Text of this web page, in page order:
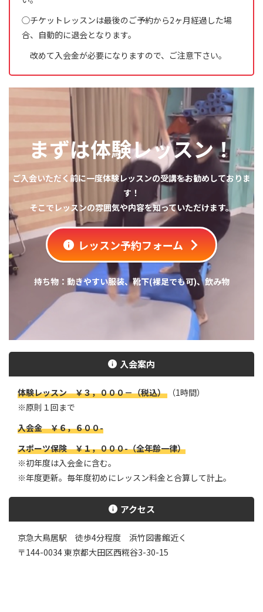
◯チケットレッスンは最後のご予約から2ヶ月経過した場
合、自動的に退会となります。
改めて入会金が必要になりますので、ご注意下さい。
まずは体験レッスン！
ご入会いただく前に一度体験レッスンの受講をお勧めしておりま
す！
そこでレッスンの雰囲気や内容を知っていただけます。
レッスン予約フォーム
持ち物：動きやすい服装、靴下(裸足でも可)、飲み物
入会案内
体験レッスン ￥３，０００－（税込）
（1時間）
※原則１回まで
入会金 ￥６，６００-
スポーツ保険 ￥１，０００-（全年齢一律）
※初年度は入会金に含む。
※年度更新。毎年度初めにレッスン料金と合算して計上。
アクセス
京急大鳥居駅 徒歩4分程度 浜竹図書館近く
〒144-0034 東京都大田区西糀谷3-30-15